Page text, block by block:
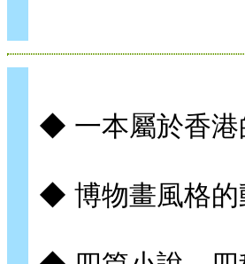
◆ 一本屬於香港
◆ 博物畫風格的